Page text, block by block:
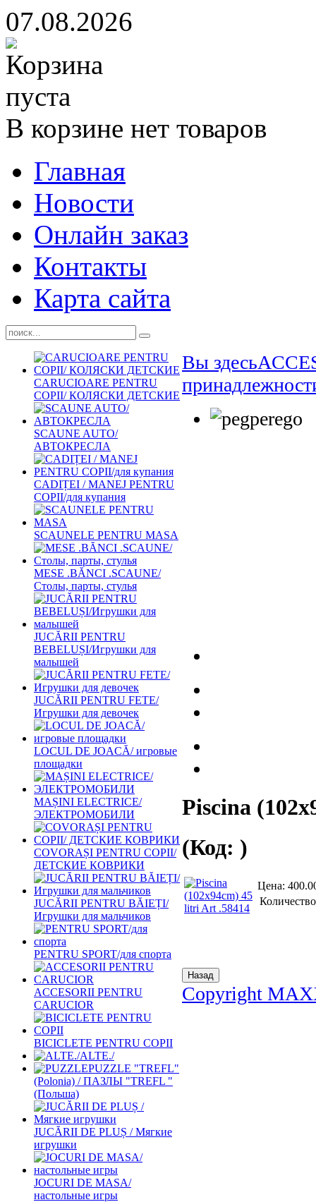
07.08.2026
В корзине нет товаров
Главная
Новости
Онлайн заказ
Контакты
Карта сайта
Вы здесь
Piscina
(Код: )
Цена:
Copyright
CARUCIOARE PENTRU
COPII/ КОЛЯСКИ ДЕТСКИЕ
SCAUNE AUTO/
АВТОКРЕСЛА
CADIȚEI / MANEJ PENTRU
COPII/для купания
SCAUNELE PENTRU MASA
MESE .BĂNCI .SCAUNE/
Столы, парты, стулья
JUCĂRII PENTRU
BEBELUȘI/Игрушки для
малышей
JUCĂRII PENTRU FETE/
Игрушки для девочек
LOCUL DE JOACĂ/ игровые
площадки
MAȘINI ELECTRICE/
ЭЛЕКТРОМОБИЛИ
COVORAȘI PENTRU COPII/
ДЕТСКИЕ КОВРИКИ
JUCĂRII PENTRU BĂIEȚI/
Игрушки для мальчиков
PENTRU SPORT/для спорта
ACCESORII PENTRU
CARUCIOR
BICICLETE PENTRU COPII
ALTE./
PUZZLE "TREFL"
(Polonia) / ПАЗЛЫ "TREFL "
(Польша)
JUCĂRII DE PLUȘ / Мягкие
игрушки
JOCURI DE MASA/
настольные игры